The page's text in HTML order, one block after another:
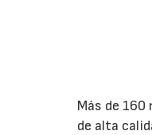
Más de
de alta